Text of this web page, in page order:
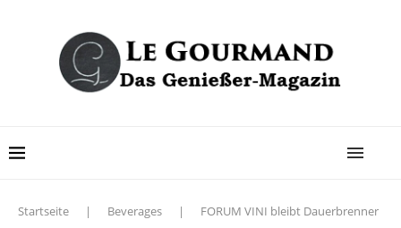
Startseite | Beverages | FORUM VINI bleibt Dauerbrenner